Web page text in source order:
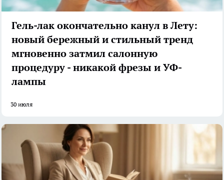
Гель-лак окончательно канул в Лету:
новый бережный и стильный тренд
мгновенно затмил салонную
процедуру - никакой фрезы и УФ-
лампы
30 июля